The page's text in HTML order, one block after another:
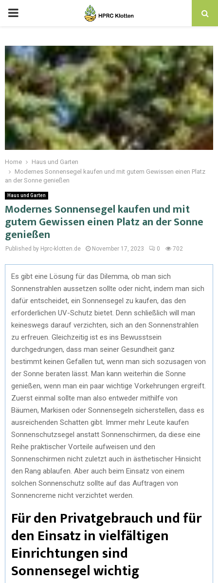
Home
Haus und Garten
Modernes Sonnensegel kaufen und mit gutem Gewissen einen Platz
an der Sonne genießen
Haus und Garten
Modernes Sonnensegel kaufen und mit
gutem Gewissen einen Platz an der Sonne
genießen
Published by Hprc-klotten.de November 17, 2023 0 702
Es gibt eine Lösung für das Dilemma, ob man sich
Sonnenstrahlen aussetzen sollte oder nicht, indem man sich
dafür entscheidet, ein Sonnensegel zu kaufen, das den
erforderlichen UV-Schutz bietet. Denn schließlich will man
keineswegs darauf verzichten, sich an den Sonnenstrahlen
zu erfreuen. Gleichzeitig ist es ins Bewusstsein
durchgedrungen, dass man seiner Gesundheit ganz
bestimmt keinen Gefallen tut, wenn man sich sozusagen von
der Sonne beraten lässt. Man kann weiterhin die Sonne
genießen, wenn man ein paar wichtige Vorkehrungen ergreift.
Zuerst einmal sollte man also entweder mithilfe von
Bäumen, Markisen oder Sonnensegeln sicherstellen, dass es
ausreichenden Schatten gibt. Immer mehr Leute kaufen
Sonnenschutzsegel anstatt Sonnenschirmen, da diese eine
Reihe praktischer Vorteile aufweisen und den
Sonnenschirmen nicht zuletzt auch in ästhetischer Hinsicht
den Rang ablaufen. Aber auch beim Einsatz von einem
solchen Sonnenschutz sollte auf das Auftragen von
Sonnencreme nicht verzichtet werden.
Für den Privatgebrauch und für
den Einsatz in vielfältigen
Einrichtungen sind
Sonnensegel wichtig